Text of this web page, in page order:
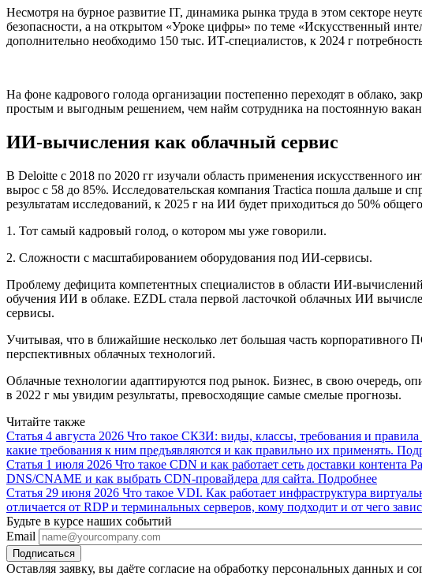
Несмотря на бурное развитие IT, динамика рынка труда в этом секторе
безопасности, а на открытом «Уроке цифры» по теме «Искусственный
дополнительно необходимо 150 тыс. ИТ-специалистов, к 2024 г
На фоне кадрового голода организации постепенно переходят в облако,
простым и выгодным решением, чем найм сотрудника на постоянную
ИИ-вычисления как облачный сервис
В Deloitte с 2018 по 2020 гг изучали область применения искусственного
вырос с 58 до 85%. Исследовательская компания Tractica пошла дальше и
результатам исследований, к 2025 г на ИИ будет приходиться до 50%
1. Тот самый кадровый голод, о котором мы уже говорили.
2. Сложности с масштабированием оборудования под ИИ-сервисы.
Проблему дефицита компетентных специалистов в области ИИ-
обучения ИИ в облаке. EZDL стала первой ласточкой облачных ИИ
сервисы.
Учитывая, что в ближайшие несколько лет большая часть
перспективных облачных технологий.
Облачные технологии адаптируются под рынок. Бизнес, в свою очередь,
в 2022 г мы увидим результаты, превосходящие самые смелые прогнозы.
Читайте также
Статья 4 августа 2026 Что такое СКЗИ: виды, классы, требования и
какие требования к ним предъявляются и как правильно их применять.
Статья 1 июля 2026 Что такое CDN и как работает сеть доставки контента
DNS/CNAME и как выбрать CDN-провайдера для сайта. Подробнее
Статья 29 июня 2026 Что такое VDI. Как работает инфраструктура
отличается от RDP и терминальных серверов, кому подходит и от чего
Будьте в курсе наших событий
Email
Оставляя заявку, вы даёте согласие на обработку персональных данных и